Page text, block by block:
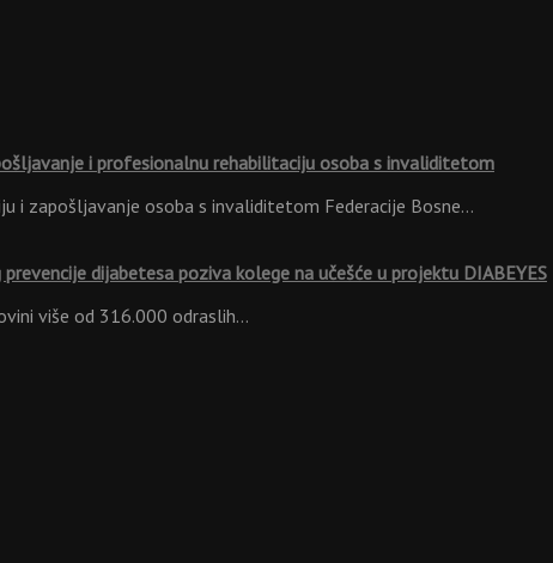
i profesionalnu rehabilitaciju osoba s invaliditetom
i zapošljavanje osoba s invaliditetom Federacije Bosne…
dijabetesa poziva kolege na učešće u projektu DIABEYES
više od 316.000 odraslih…